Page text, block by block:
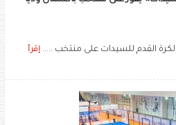
لكرة القدم للسيدات على منتخب ..... إقرأ